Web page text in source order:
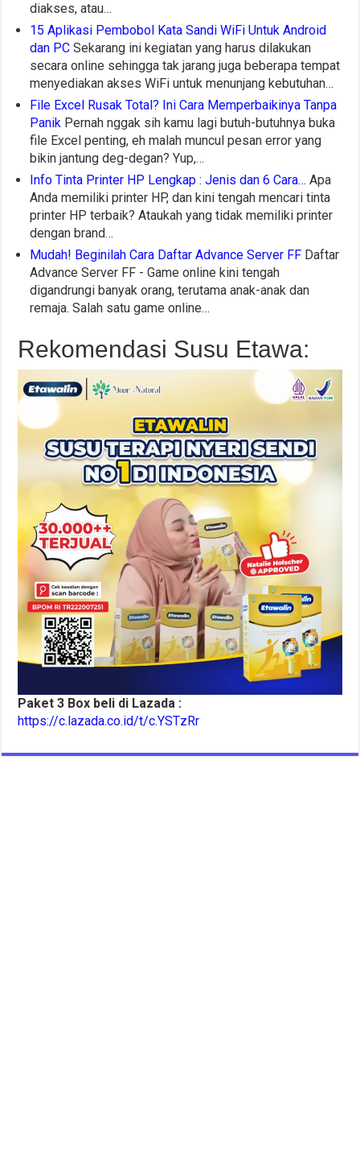
diakses, atau…
15 Aplikasi Pembobol Kata Sandi WiFi Untuk Android
dan PC Sekarang ini kegiatan yang harus dilakukan
secara online sehingga tak jarang juga beberapa tempat
menyediakan akses WiFi untuk menunjang kebutuhan…
File Excel Rusak Total? Ini Cara Memperbaikinya Tanpa
Panik Pernah nggak sih kamu lagi butuh-butuhnya buka
file Excel penting, eh malah muncul pesan error yang
bikin jantung deg-degan? Yup,…
Info Tinta Printer HP Lengkap : Jenis dan 6 Cara… Apa
Anda memiliki printer HP, dan kini tengah mencari tinta
printer HP terbaik? Ataukah yang tidak memiliki printer
dengan brand…
Mudah! Beginilah Cara Daftar Advance Server FF Daftar
Advance Server FF - Game online kini tengah
digandrungi banyak orang, terutama anak-anak dan
remaja. Salah satu game online…
Rekomendasi Susu Etawa:
Paket 3 Box beli di Lazada :
https://c.lazada.co.id/t/c.YSTzRr